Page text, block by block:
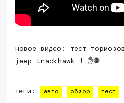
новое видео: тест
jeep trackhawk ! ✋🛑
теги: авто обзор тест